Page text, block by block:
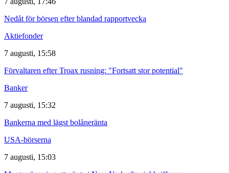
Nedåt för börsen efter blandad rapportvecka
Aktiefonder
7 augusti, 15:58
Förvaltaren efter Troax rusning: "Fortsatt stor potential"
Banker
7 augusti, 15:32
Bankerna med lägst bolåneränta
USA-börserna
7 augusti, 15:03